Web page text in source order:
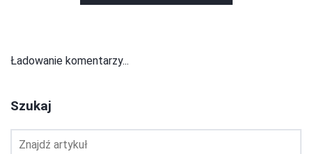
Ładowanie komentarzy...
Szukaj